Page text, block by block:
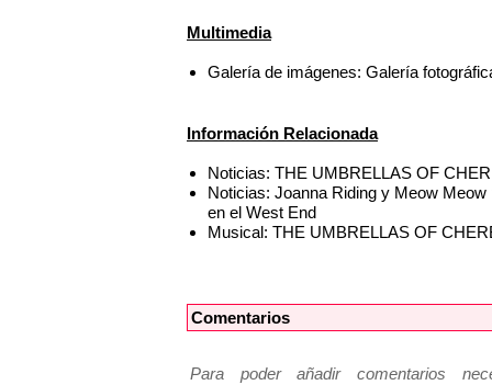
Multimedia
Galería de imágenes: Galería
Información Relacionada
Noticias: THE UMBRELLAS OF
Noticias: Joanna Riding y Meow
en el West End
Musical: THE UMBRELLAS OF
Comentarios
Para poder añadir comentarios